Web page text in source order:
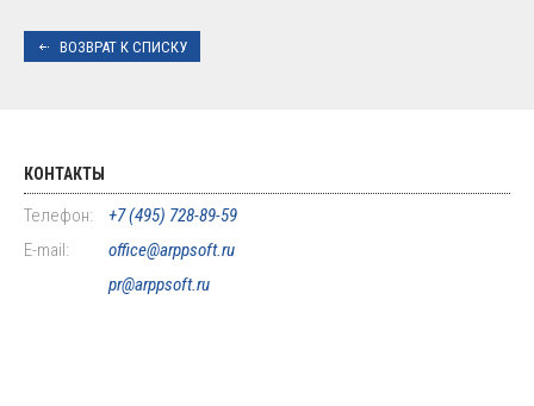
ВОЗВРАТ К СПИСКУ
КОНТАКТЫ
Телефон:
+7 (495) 728-89-59
E-mail:
office@arppsoft.ru
pr@arppsoft.ru